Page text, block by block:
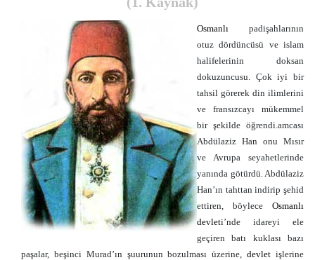
Osmanlı padişahlarının
otuz dördüncüsü ve islam
halifelerinin doksan
dokuzuncusu. Çok iyi bir
tahsil görerek din ilimlerini
ve fransızcayı mükemmel
bir şekilde öğrendi.amcası
Abdülaziz Han onu Mısır
ve Avrupa seyahetlerinde
yanında götürdü. Abdülaziz
Han’ın tahttan indirip şehid
ettiren, böylece Osmanlı
devleti’nde idareyi ele
geçiren batı kuklası bazı
paşalar, beşinci Murad’ın şuurunun bozulması üzerine,devlet işlerine